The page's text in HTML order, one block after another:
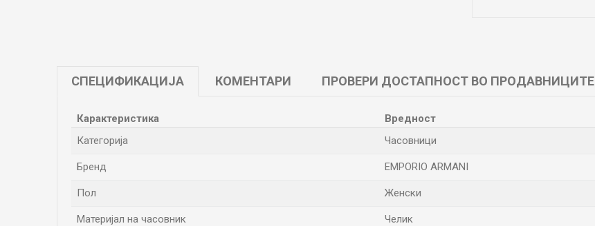
СПЕЦИФИКАЦИЈА КОМЕНТАРИ ПРОВЕРИ ДОСТАПНОСТ ВО ПРОДАВНИЦИТЕ
Карактеристика
Вредност
Категорија
Часовници
Бренд EMPORIO ARMANI
Пол Женски
Материјал на часовник Челик